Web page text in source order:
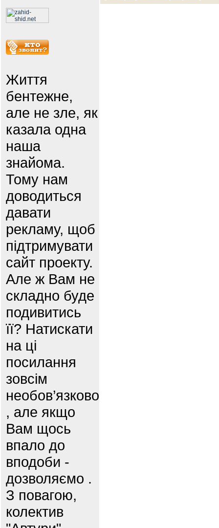
Життя
бентежне,
але не зле, як
казала одна
наша
знайома.
Тому нам
доводиться
давати
рекламу, щоб
підтримувати
сайт проекту.
Але ж Вам не
складно буде
подивитись
її? Натискати
на ці
посилання
зовсім
необов’язково
, але якщо
Вам щось
впало до
вподоби -
дозволяємо .
З повагою,
колектив